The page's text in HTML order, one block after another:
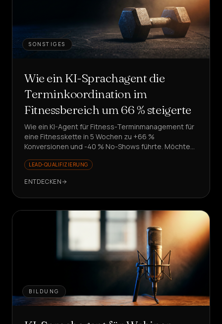
SONSTIGES
Wie ein KI-Sprachagent die
Terminkoordination im
Fitnessbereich um 66 % steigerte
Wie ein KI-Agent für Fitness-Terminmanagement für
eine Fitnesskette in 5 Wochen zu +66 %
Konversionen und -40 % No-Shows führte. Möchten
LEAD-QUALIFIZIERUNG
ENTDECKEN
BILDUNG